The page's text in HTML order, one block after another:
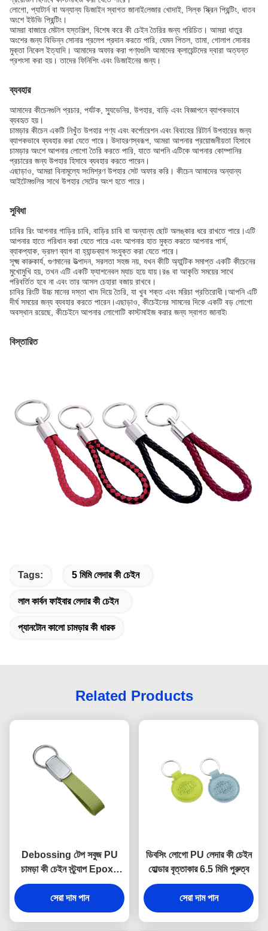
লোগো, প্যাটার্ন বা অন্যান্য ডিজাইন স্বাগত জানাইলেজার খোদাই, সিল্ক স্ক্রিন প্রিন্টিং, ধাতব
অংশে ইউভি প্রিন্টিং।
আমরা বাজারে মেটাল হস্তশিল্প, বিশেষ করে কী চেইন তৈরির জন্য পরিচিত। আমরা ধাতুর
অংশের জন্য বিভিন্ন সোনার প্রলেপ প্রদান করতে পারি, যেমন পিতল, তামা, গোলাপ সোনার
মুক্তা নিকেল ইত্যাদি। আমাদের অফার করা পণ্যগুলি আমাদের ক্লায়েন্টদের দ্বারা অত্যন্ত
প্রশংসা করা হয়। তাদের ফিনিশিং এবং ডিজাইনের জন্য।
ব্যবহার
আমাদের কীচেনগুলি প্রচার, পর্যটক, স্যুভেনির, উপহার, বাড়ি এবং বিজ্ঞাপনে ব্যাপকভাবে
ব্যবহৃত হয়।
চামড়ার কীচেন একটি নিখুঁত উপহার পণ্য এবং কর্পোরেশন এবং বিবাহের রিটার্ন উপহারের জন্য
ব্যাপকভাবে ব্যবহার করা যেতে পারে। উদাহরণস্বরূপ, আমরা আপনার প্রয়োজনীয়তা হিসাবে
চামড়ার অংশে আপনার লোগো তৈরি করতে পারি, যাতে আপনি এটিকে আপনার কোম্পানির
প্রচারের জন্য উপহার হিসাবে ব্যবহার করতে পারেন।
এছাড়াও, আমরা বিনামূল্যে সংমিশ্রণ উপহার সেট অফার করি। কীচেন আমাদের অন্যান্য
আইটেমগুলির সাথে উপহার সেটের অংশ হতে পারে।
সুবিধা
চাবির রিং আপনার গাড়ির চাবি, বাড়ির চাবি বা অন্যান্য ছোট অলঙ্কার ধরে রাখতে পারে।এটি
আপনার হাতে পরিধান করা যেতে পারে এবং আপনার হাত মুক্ত করতে আপনার পার্স,
ব্যাকপ্যাক, ভ্রমণ ব্যাগ বা হ্যান্ডব্যাগ সংযুক্ত করা যেতে পারে।
সূক্ষ্ম কারুকার্য, গুণমানের উত্পাদন, সরলতা সহজ নয়, যখন কীটি অ্যান্টিক সমাপ্ত একটি কীচেনের
মুখোমুখি হয়, তখন এটি একটি ফ্যাশনেবল ম্যাচ হয়ে যায়।রঙ বা আকৃতি সময়ের সাথে
পরিবর্তিত হবে না এবং তার আসল চেহারা বজায় রাখবে।
চাবির রিংটি উচ্চ মানের দস্তা খাদ দিয়ে তৈরি, যা খুব শক্ত এবং মরিচা প্রতিরোধী।আপনি এটি
দীর্ঘ সময়ের জন্য ব্যবহার করতে পারেন।এছাড়াও, কীচেইনের সামনের দিকে একটি বড় লোগো
অবস্থান রয়েছে, কীচেইনে আপনার লোগোটি কাস্টমাইজ করার জন্য স্বাগত জানাই৷
বিস্তারিত
Tags: 5 মিমি লেদার কী চেইন
লাল কার্বন ফাইবার লেদার কী চেইন
প্যানটোন কালো চামড়ার কী ধারক
Related Products
Debossing টেপ সবুজ PU
চামড়া কী চেইন স্ট্র্যাপ Epoxy
Doming
সেরা দাম পান
ডিবসিং লোগো PU লেদার কী চেইন
হোল্ডার বৃত্তাকার 6.5 মিমি পুরুত্ব
সেরা দাম পান